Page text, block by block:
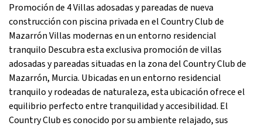
Promoción de 4 Villas adosadas y pareadas de nueva
construcción con piscina privada en el Country Club de
Mazarrón Villas modernas en un entorno residencial
tranquilo Descubra esta exclusiva promoción de villas
adosadas y pareadas situadas en la zona del Country Club de
Mazarrón, Murcia. Ubicadas en un entorno residencial
tranquilo y rodeadas de naturaleza, esta ubicación ofrece el
equilibrio perfecto entre tranquilidad y accesibilidad. El
Country Club es conocido por su ambiente relajado, sus